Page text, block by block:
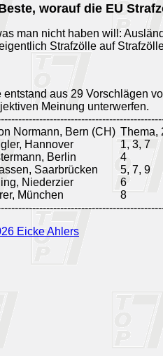
worauf die EU
man nicht haben will:
Strafzölle auf
entstand aus 29 Vorschlägen
Meinung unterwerfen.
Normann, Bern (CH) Thema,
Hannover
1, 3, 7
Berlin
4
Saarbrücken
5, 7, 9
Niederzier
6
München
8
Eicke Ahlers